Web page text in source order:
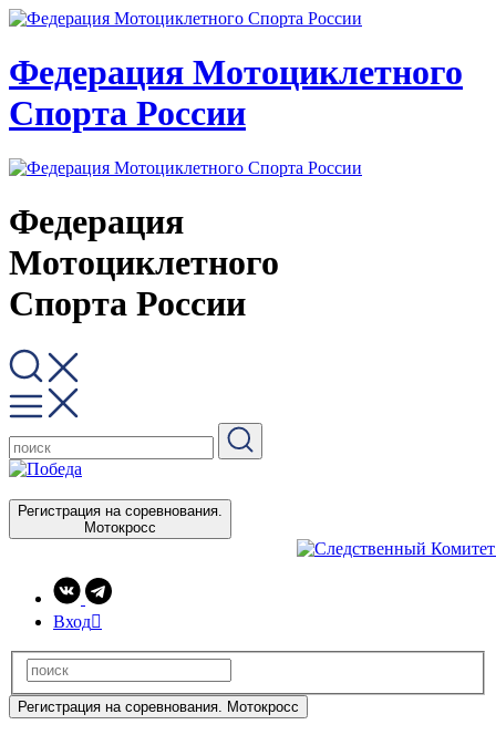
Федерация Мотоциклетного
Спорта России
Федерация
Мотоциклетного
Спорта России
Регистрация на соревнования.
Мотокросс
Вход
Регистрация на соревнования. Мотокросс